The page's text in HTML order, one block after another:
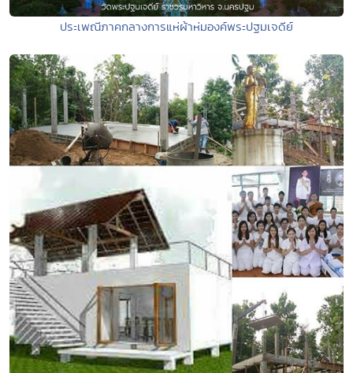
ประเพณีภาคกลางการแห่ผ้าห่มองค์พระปฐมเจดีย์